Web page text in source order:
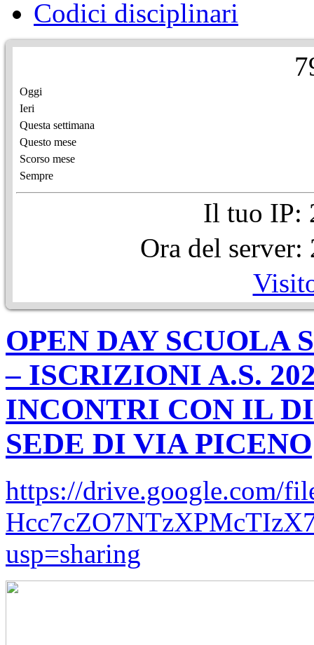
Codici disciplinari
7
Oggi
Ieri
Questa settimana
Questo mese
Scorso mese
Sempre
Il tuo IP:
Ora del
OPEN DAY SCUOLA
– ISCRIZIONI A.S.
INCONTRI CON IL
SEDE DI VIA PICENO
https://drive.google.com/
usp=sharing